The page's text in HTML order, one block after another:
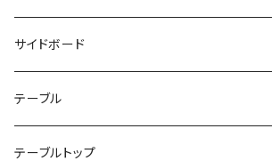
本棚
本棚ジニー
ブーヒャレガル
コーナーシェルフ
エクレガル
ルームディバイダー
サイドボード
チェスト
ハイボード
テーブル
ダイニングケーブル
テーブルトップ